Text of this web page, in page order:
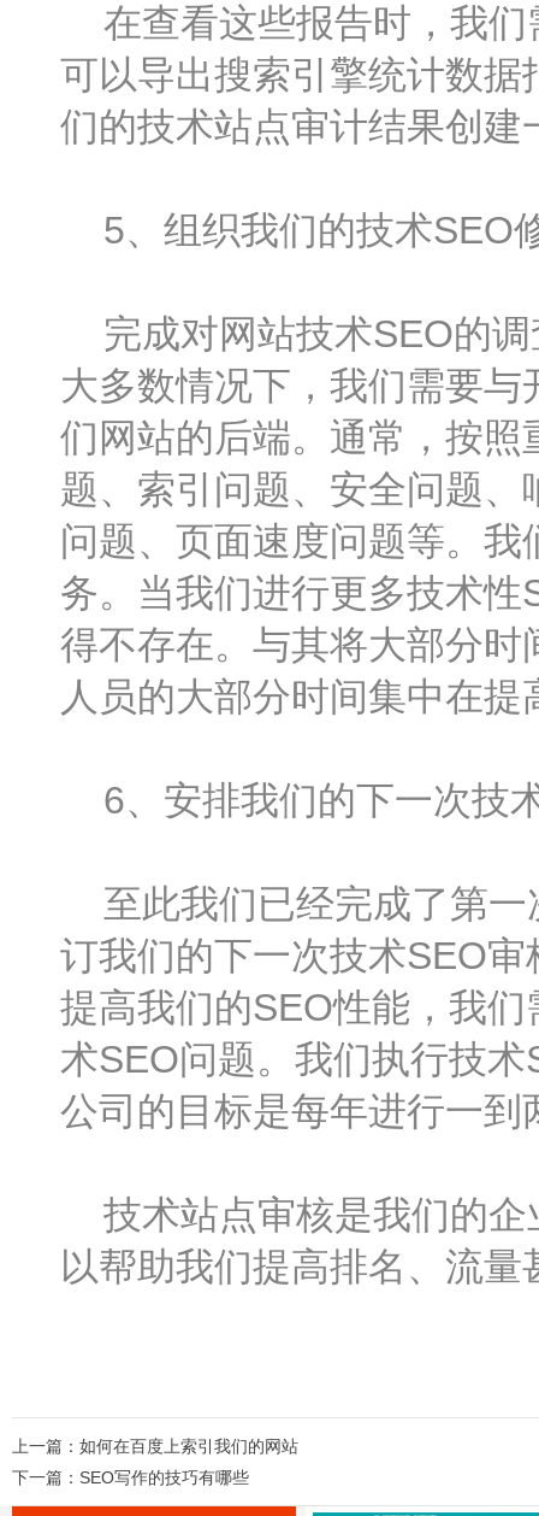
在查看这些报告时，我们
可以导出搜索引擎统计数
们的技术站点审计结果创建
5、组织我们的技术SEO
完成对网站技术SEO的调
大多数情况下，我们需要
们网站的后端。通常，按
题、索引问题、安全问题
问题、页面速度问题等。
务。当我们进行更多技术
得不存在。与其将大部分
人员的大部分时间集中在提
6、安排我们的下一次技
至此我们已经完成了第一
订我们的下一次技术SEO
提高我们的SEO性能，我
术SEO问题。我们执行技
公司的目标是每年进行一到
技术站点审核是我们的企
以帮助我们提高排名、流量
上一篇： 如何在百度上索引我们的网站
下一篇： SEO写作的技巧有哪些